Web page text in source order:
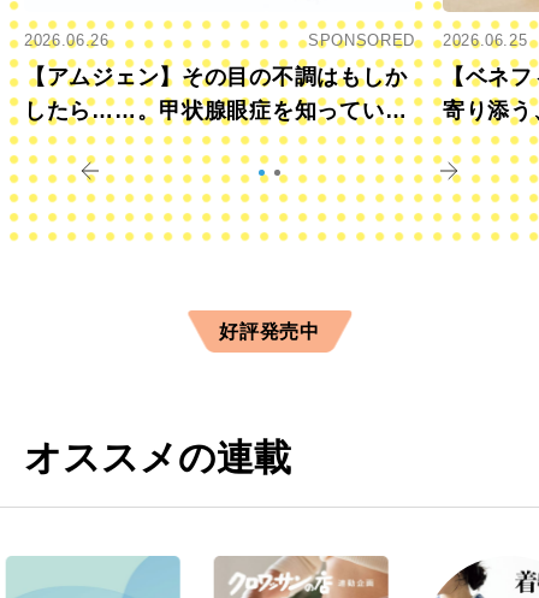
2026.06.26 SPONSORED
【アムジェン】その目の不調はもしか
したら……。甲状腺眼症を知っていま
すか？
2026.06.25
【ベネフ
寄り添う
きに
好評発売中
オススメの連載